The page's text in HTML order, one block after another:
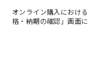
オンライン購入におけ
格・納期の確認」画面